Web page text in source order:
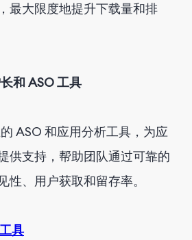
最大限度地提升下载量和排
和 ASO 工具
ASO 和应用分析工具，为应
供支持，帮助团队通过可靠的
性、用户获取和留存率。
具